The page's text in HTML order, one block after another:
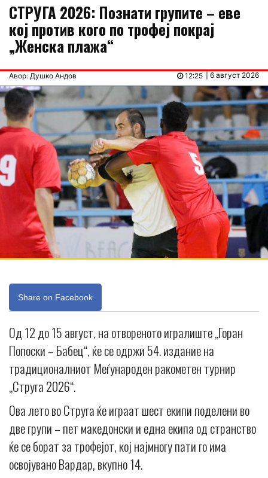
СТРУГА 2026: Познати групите – еве
кој против кого по трофеј покрај
„Женска плажа“
Авор: Душко Андов | 6 август 2026
12:25
Share on Facebook
Од 12 до 15 август, на отвореното игралиште „Горан
Попоски – Бабец“, ќе се одржи 54. издание на
традиционалниот Меѓународен ракометен турнир
„Струга 2026“.
Ова лето во Струга ќе играат шест екипи поделени во
две групи – пет македонски и една екипа од странство
ќе се борат за трофејот, кој најмногу пати го има
освојувано Вардар, вкупно 14.